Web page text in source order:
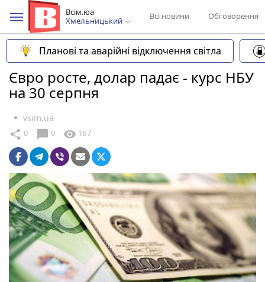
Всім.юа
Хмельницький
Всі новини Обговорення
Планові та аварійні відключення світла
Євро росте, долар падає - курс НБУ
на 30 серпня
vsim.ua
share 0 chat_bubble 0 visibility 167